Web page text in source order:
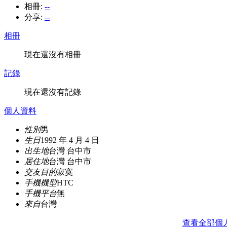
相冊: --
分享: --
相冊
現在還沒有相冊
記錄
現在還沒有記錄
個人資料
性別男
生日1992 年 4 月 4 日
出生地台灣 台中市
居住地台灣 台中市
交友目的寂寞
手機機型HTC
手機平台無
來自台灣
查看全部個